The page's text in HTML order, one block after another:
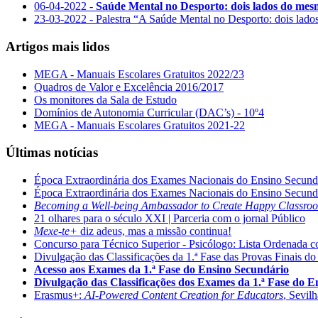
06-04-2022 - Saúde Mental no Desporto: dois lados do
23-03-2022 - Palestra “A Saúde Mental no Desporto: dois
Artigos mais lidos
MEGA - Manuais Escolares Gratuitos 2022/23
Quadros de Valor e Excelência 2016/2017
Os monitores da Sala de Estudo
Domínios de Autonomia Curricular (DAC’s) - 10º4
MEGA - Manuais Escolares Gratuitos 2021-22
Últimas notícias
Época Extraordinária dos Exames Nacionais do Ensino
Época Extraordinária dos Exames Nacionais do Ensino
Becoming a Well-being Ambassador to Create Happy
21 olhares para o século XXI | Parceria com o jornal Público
Mexe-te+ diz adeus, mas a missão continua!
Concurso para Técnico Superior - Psicólogo: Lista Ordenada
Divulgação das Classificações da 1.ª Fase das Provas Finais
Acesso aos Exames da 1.ª Fase do Ensino Secundário
Divulgação das Classificações dos Exames da 1.ª Fase do
Erasmus+: AI-Powered Content Creation for Educators,